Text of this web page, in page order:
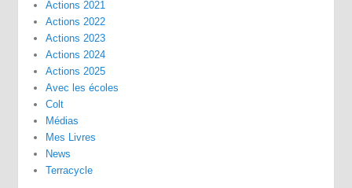
Actions 2021
Actions 2022
Actions 2023
Actions 2024
Actions 2025
Avec les écoles
Colt
Médias
Mes Livres
News
Terracycle